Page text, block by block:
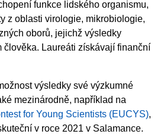
funkce lidského organismu,
z oblasti virologie, mikrobiologie,
oborů, jejichž výsledky
člověka. Laureáti získávají finanční
výsledky své výzkumné
mezinárodně, například na
for Young Scientists (EUCYS),
v roce 2021 v Salamance.